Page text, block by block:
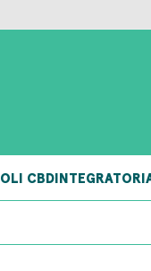
OLI CBDINTEGRATORI